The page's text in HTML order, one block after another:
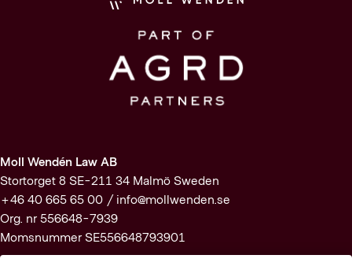
Moll Wendén Law AB
Stortorget 8 SE-211 34 Malmö Sweden
+46 40 665 65 00 / info@mollwenden.se
Org. nr 556648-7939
Momsnummer SE556648793901